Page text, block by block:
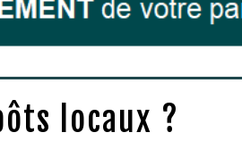
locaux ?